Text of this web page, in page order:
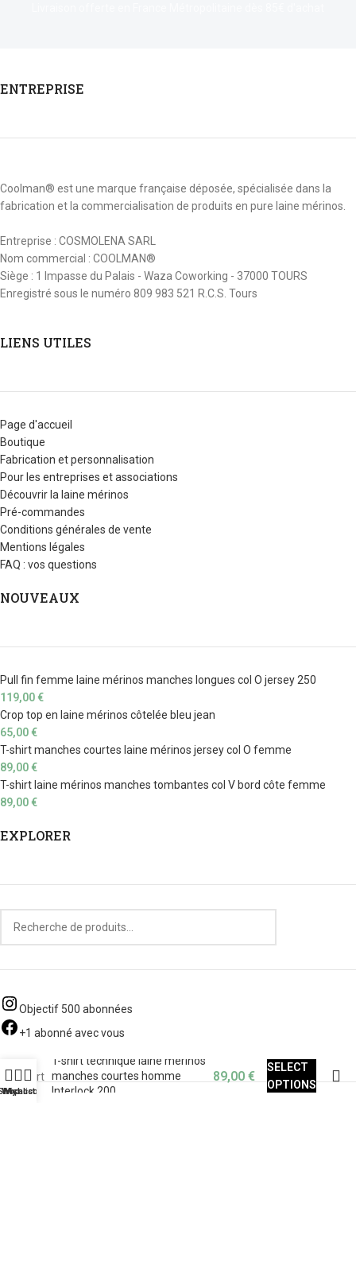
ENTREPRISE
Coolman® est une marque française déposée, spécialisée dans la
fabrication et la commercialisation de produits en pure laine mérinos.
Entreprise : COSMOLENA SARL
Nom commercial : COOLMAN®
Siège : 1 Impasse du Palais - Waza Coworking - 37000 TOURS
Enregistré sous le numéro 809 983 521 R.C.S. Tours
LIENS UTILES
Page d'accueil
Boutique
Fabrication et personnalisation
Pour les entreprises et associations
Découvrir la laine mérinos
Pré-commandes
Conditions générales de vente
Mentions légales
FAQ : vos questions
NOUVEAUX
Pull fin femme laine mérinos manches longues col O jersey 250
119,00€
Crop top en laine mérinos côtelée bleu jean
65,00€
T-shirt manches courtes laine mérinos jersey col O femme
89,00€
T-shirt laine mérinos manches tombantes col V bord côte femme
89,00€
EXPLORER
Objectif 500 abonnées
+1 abonné avec vous
Wishlist
My account
T-shirt technique laine mérinos
manches courtes homme
Interlock 200
89,00 €
SELECT
OPTIONS